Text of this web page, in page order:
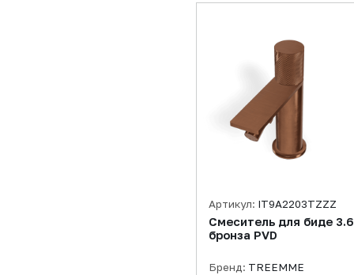
Артикул: IT9A2203TZZZ
Смеситель для биде
бронза PVD
Бренд: TREEMME